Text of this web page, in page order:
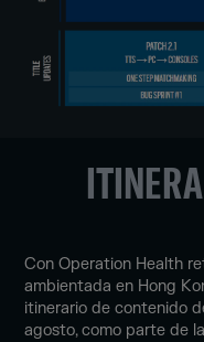
Con Operation Health
ambientada en Hong
itinerario de contenido
agosto, como parte de